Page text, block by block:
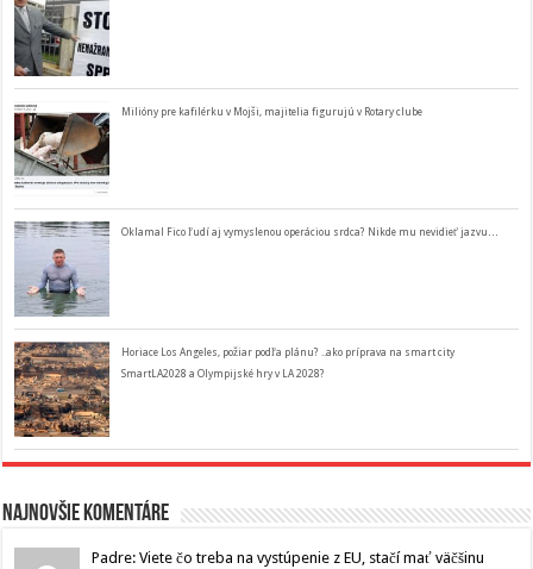
Milióny pre kafilérku v Mojši, majitelia figurujú v Rotary clube
Oklamal Fico ľudí aj vymyslenou operáciou srdca? Nikde mu nevidieť jazvu…
Horiace Los Angeles, požiar podľa plánu? ..ako príprava na smart city
SmartLA2028 a Olympijské hry v LA 2028?
Najnovšie komentáre
Padre: Viete čo treba na vystúpenie z EU, stačí mať väčšinu